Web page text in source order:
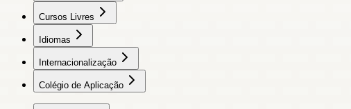
Cursos Livres
Idiomas
Internacionalização
Colégio de Aplicação